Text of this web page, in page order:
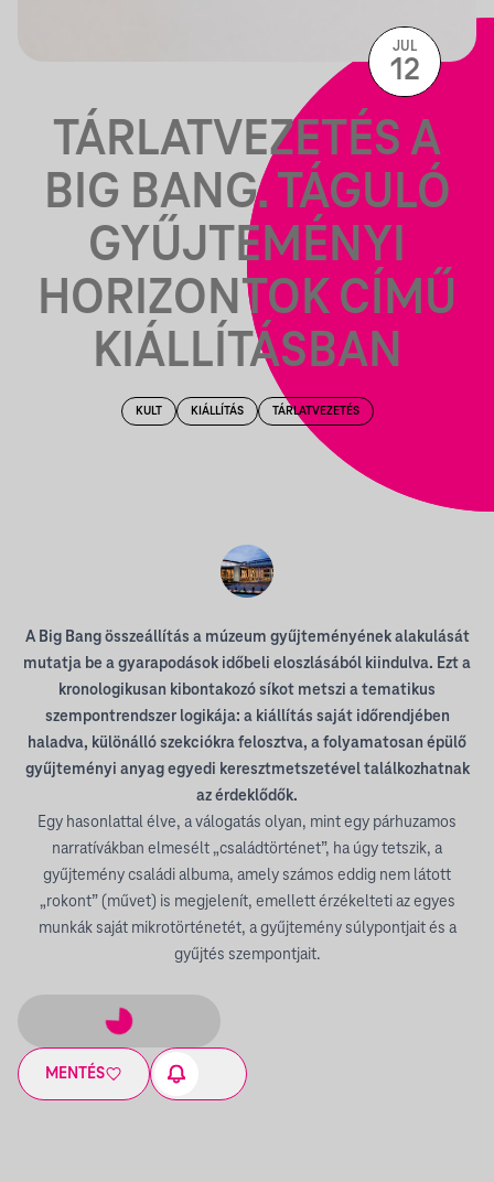
TÁRLATVEZETÉS A
BIG BANG. TÁGULÓ
GYŰJTEMÉNYI
HORIZONTOK CÍMŰ
KIÁLLÍTÁSBAN
KULT KIÁLLÍTÁS TÁRLATVEZETÉS
A Big Bang összeállítás a múzeum gyűjteményének alakulását
mutatja be a gyarapodások időbeli eloszlásából kiindulva. Ezt a
kronologikusan kibontakozó síkot metszi a tematikus
szempontrendszer logikája: a kiállítás saját időrendjében
haladva, különálló szekciókra felosztva, a folyamatosan épülő
gyűjteményi anyag egyedi keresztmetszetével találkozhatnak
az érdeklődők.
Egy hasonlattal élve, a válogatás olyan, mint egy párhuzamos
narratívákban elmesélt „családtörténet”, ha úgy tetszik, a
gyűjtemény családi albuma, amely számos eddig nem látott
„rokont” (művet) is megjelenít, emellett érzékelteti az egyes
munkák saját mikrotörténetét, a gyűjtemény súlypontjait és a
gyűjtés szempontjait.
MENTÉS
JUL
12